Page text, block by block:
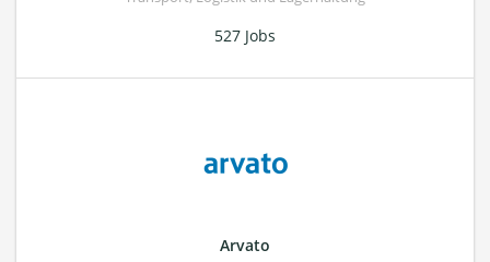
527 Jobs
Arvato